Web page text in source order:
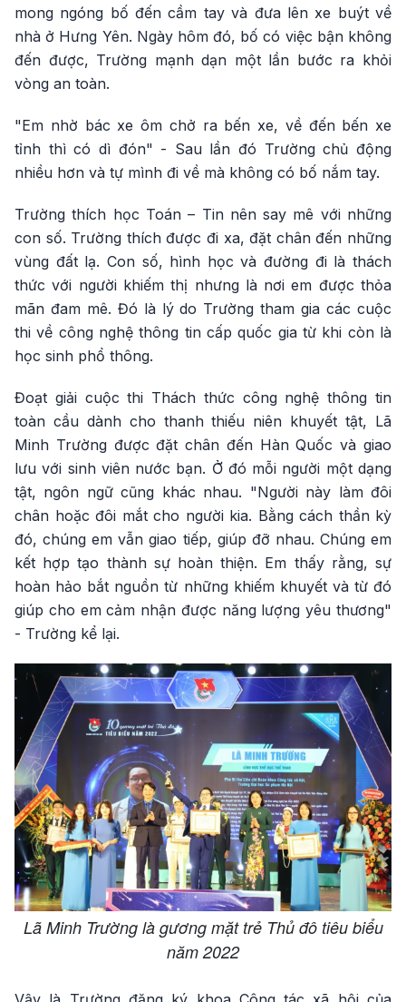
mong ngóng bố đến cầm tay và đưa lên xe buýt về
nhà ở Hưng Yên. Ngày hôm đó, bố có việc bận không
đến được, Trường mạnh dạn một lần bước ra khỏi
vòng an toàn.
"Em nhờ bác xe ôm chở ra bến xe, về đến bến xe
tỉnh thì có dì đón" - Sau lần đó Trường chủ động
nhiều hơn và tự mình đi về mà không có bố nắm tay.
Trường thích học Toán – Tin nên say mê với những
con số. Trường thích được đi xa, đặt chân đến những
vùng đất lạ. Con số, hình học và đường đi là thách
thức với người khiếm thị nhưng là nơi em được thỏa
mãn đam mê. Đó là lý do Trường tham gia các cuộc
thi về công nghệ thông tin cấp quốc gia từ khi còn là
học sinh phổ thông.
Đoạt giải cuộc thi Thách thức công nghệ thông tin
toàn cầu dành cho thanh thiếu niên khuyết tật, Lã
Minh Trường được đặt chân đến Hàn Quốc và giao
lưu với sinh viên nước bạn. Ở đó mỗi người một dạng
tật, ngôn ngữ cũng khác nhau. "Người này làm đôi
chân hoặc đôi mắt cho người kia. Bằng cách thần kỳ
đó, chúng em vẫn giao tiếp, giúp đỡ nhau. Chúng em
kết hợp tạo thành sự hoàn thiện. Em thấy rằng, sự
hoàn hảo bắt nguồn từ những khiếm khuyết và từ đó
giúp cho em cảm nhận được năng lượng yêu thương"
- Trường kể lại.
Lã Minh Trường là gương mặt trẻ Thủ đô tiêu biểu
năm 2022